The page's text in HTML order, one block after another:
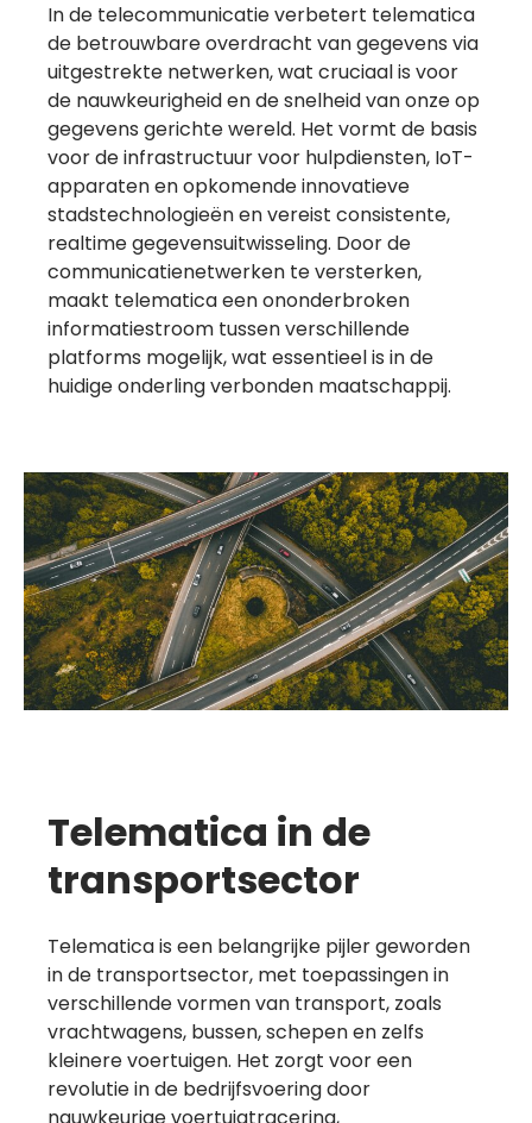
In de telecommunicatie verbetert telematica
de betrouwbare overdracht van gegevens via
uitgestrekte netwerken, wat cruciaal is voor
de nauwkeurigheid en de snelheid van onze op
gegevens gerichte wereld. Het vormt de basis
voor de infrastructuur voor hulpdiensten, IoT-
apparaten en opkomende innovatieve
stadstechnologieën en vereist consistente,
realtime gegevensuitwisseling. Door de
communicatienetwerken te versterken,
maakt telematica een ononderbroken
informatiestroom tussen verschillende
platforms mogelijk, wat essentieel is in de
huidige onderling verbonden maatschappij.
Telematica in de
transportsector
Telematica is een belangrijke pijler geworden
in de transportsector, met toepassingen in
verschillende vormen van transport, zoals
vrachtwagens, bussen, schepen en zelfs
kleinere voertuigen. Het zorgt voor een
revolutie in de bedrijfsvoering door